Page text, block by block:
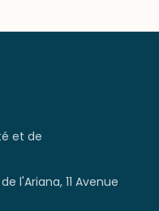
et de
l'Ariana, 11 Avenue